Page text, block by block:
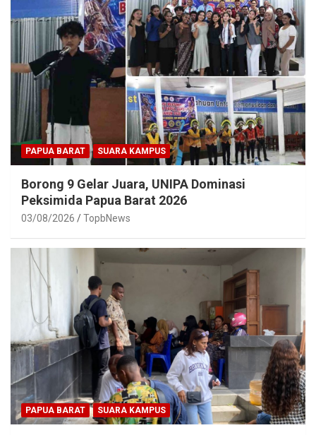
PAPUA BARAT SUARA KAMPUS
Borong 9 Gelar Juara, UNIPA Dominasi
Peksimida Papua Barat 2026
03/08/2026 TopbNews
PAPUA BARAT SUARA KAMPUS